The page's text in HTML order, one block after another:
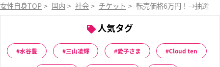
女性自身TOP > 国内 > 社会 > チケット > 転売価格6万円！→抽選販
人気タグ
水谷豊 三山凌輝 愛子さま Cloud ten